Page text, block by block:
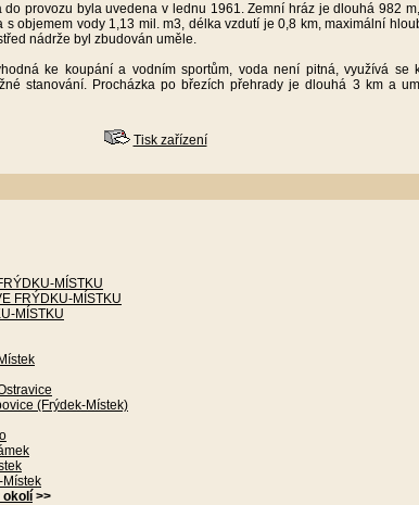
provozu byla uvedena v lednu 1961. Zemní hráz je dlouhá 982
objemem vody 1,13 mil. m3, délka vzdutí je 0,8 km, maximální
nádrže byl zbudován uměle.
ke koupání a vodním sportům, voda není pitná, využívá se
stanování. Procházka po březích přehrady je dlouhá 3 km a
Tisk zařízení
MÍSTKU
FRÝDKU-MÍSTKU
MÍSTKU
(Frýdek-Místek)
Místek
okolí >>